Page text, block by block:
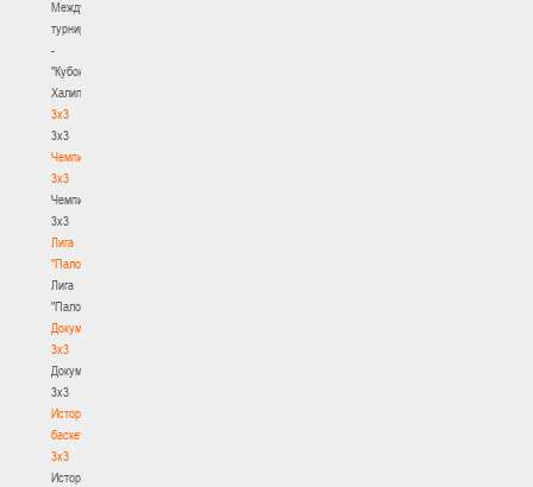
Международный
турнир
-
"Кубок
Халипского"
3x3
3x3
Чемпионат
3х3
Чемпионат
3х3
Лига
"Палова"
Лига
"Палова"
Документы
3х3
Документы
3х3
История
баскетбола
3х3
История